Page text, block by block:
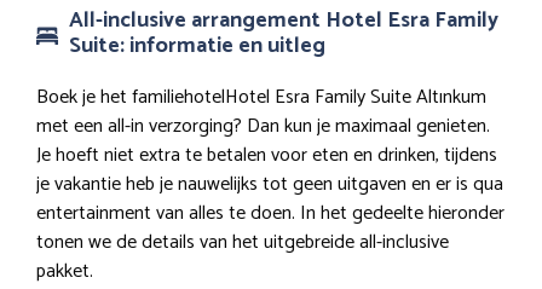
All-inclusive arrangement Hotel Esra Family
Suite: informatie en uitleg
Boek je het familiehotelHotel Esra Family Suite Altınkum
met een all-in verzorging? Dan kun je maximaal genieten.
Je hoeft niet extra te betalen voor eten en drinken, tijdens
je vakantie heb je nauwelijks tot geen uitgaven en er is qua
entertainment van alles te doen. In het gedeelte hieronder
tonen we de details van het uitgebreide all-inclusive
pakket.